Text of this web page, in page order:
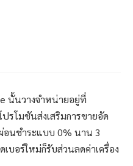
นั้นวางจำหน่ายอยู่ที่
รโมชันส่งเสริมการขายอัด
อนชำระแบบ 0% นาน 3
บอร์ใหม่ก็รับส่วนลดค่าเครื่อง